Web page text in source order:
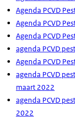
Agenda PCVD
Agenda PCVD
Agenda PCVD
agenda PCVD
Agenda PCVD
agenda PCVD
maart 2022
agenda PCVD
2022